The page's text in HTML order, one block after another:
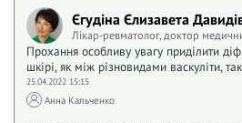
Єгудіна Єлизавета
Лікар-ревматолог, доктор
Прохання особливу увагу приділити
шкірі, як між різновидами васкуліти,
25.04.2022 15:15
Анна Кальченко